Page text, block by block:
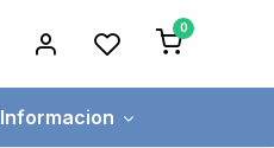
0
Informacion